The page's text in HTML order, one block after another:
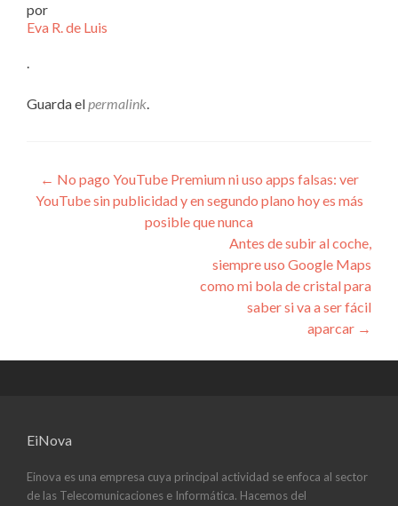
por
Eva R. de Luis
.
Guarda elpermalink.
Navegación
de
← No pago YouTube Premium ni uso apps falsas: ver
YouTube sin publicidad y en segundo plano hoy es más
posible que nunca
Antes de subir al coche,
siempre uso Google Maps
como mi bola de cristal para
saber si va a ser fácil
aparcar →
EiNova
Einova es una empresa cuya principal actividad se enfoca al sector
de las Telecomunicaciones e Informática. Hacemos del